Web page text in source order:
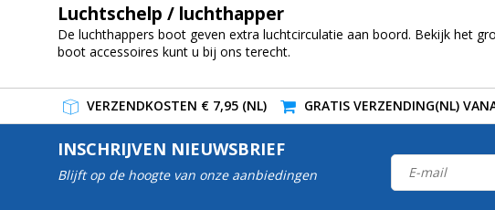
Luchtschelp / luchthapper
De luchthappers boot geven extra luchtcirculatie aan boord. Bekijk het
boot accessoires kunt u bij ons terecht.
VERZENDKOSTEN € 7,95 (NL) GRATIS VERZENDING(NL)
INSCHRIJVEN NIEUWSBRIEF
Blijft op de hoogte van onze aanbiedingen